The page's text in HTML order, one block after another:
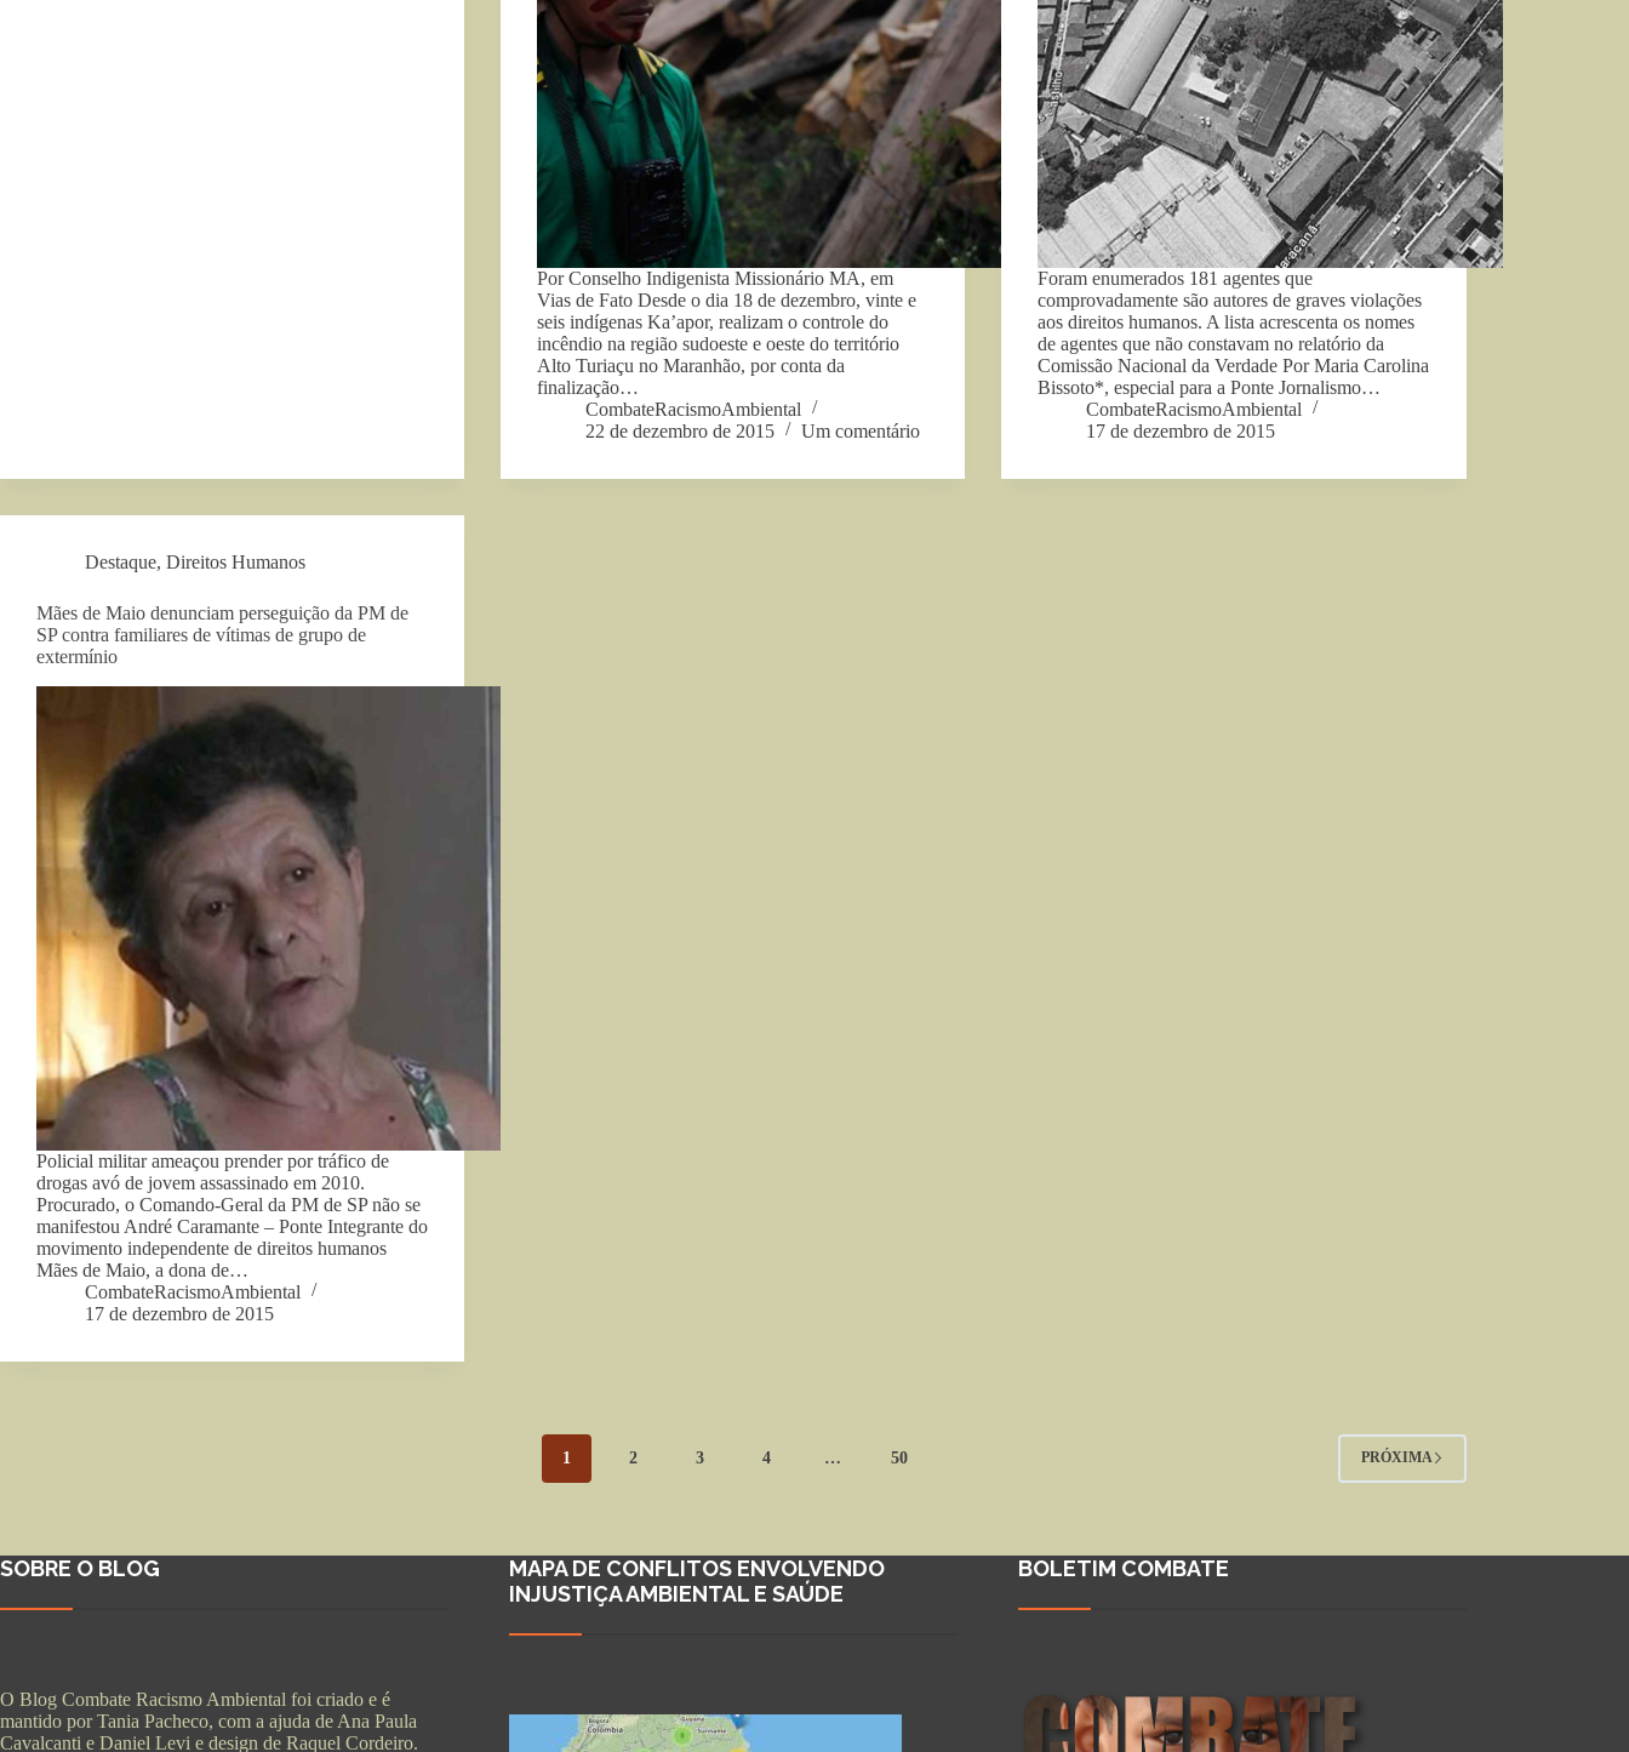
Por Conselho Indigenista Missionário MA, em
Vias de Fato Desde o dia 18 de dezembro, vinte e
seis indígenas Ka’apor, realizam o controle do
incêndio na região sudoeste e oeste do território
Alto Turiaçu no Maranhão, por conta da
finalização…
CombateRacismoAmbiental
22 de dezembro de 2015
Um comentário
Foram enumerados 181 agentes que
comprovadamente são autores de graves violações
aos direitos humanos. A lista acrescenta os nomes
de agentes que não constavam no relatório da
Comissão Nacional da Verdade Por Maria Carolina
Bissoto*, especial para a Ponte Jornalismo…
CombateRacismoAmbiental
17 de dezembro de 2015
Destaque, Direitos Humanos
Mães de Maio denunciam perseguição da PM de
SP contra familiares de vítimas de grupo de
extermínio
Policial militar ameaçou prender por tráfico de
drogas avó de jovem assassinado em 2010.
Procurado, o Comando-Geral da PM de SP não se
manifestou André Caramante – Ponte Integrante do
movimento independente de direitos humanos
Mães de Maio, a dona de…
CombateRacismoAmbiental
17 de dezembro de 2015
1 2 3 4 … 50 PRÓXIMA
SOBRE O BLOG
O Blog Combate Racismo Ambiental foi criado e é
mantido por Tania Pacheco, com a ajuda de Ana Paula
Cavalcanti e Daniel Levi e design de Raquel Cordeiro.
MAPA DE CONFLITOS ENVOLVENDO
INJUSTIÇA AMBIENTAL E SAÚDE
BOLETIM COMBATE